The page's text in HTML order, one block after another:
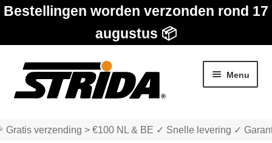
Bestellingen worden verzonden rond 17
augustus 📦
Ga
door
naar
Ga
naar
de
Menu
Gratis verzending > €100 NL & BE ✓ Snelle levering ✓